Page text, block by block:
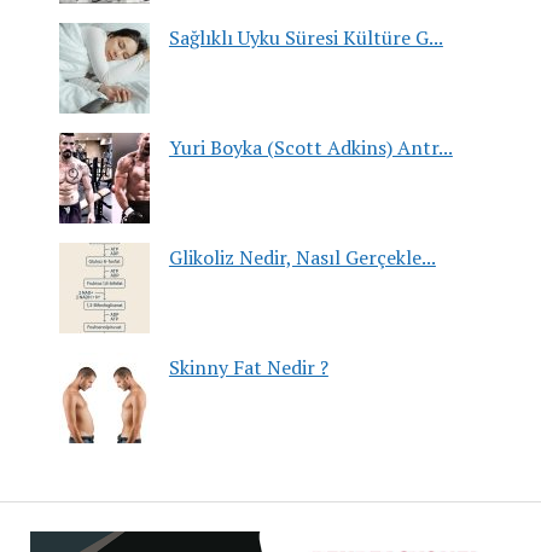
Sağlıklı Uyku Süresi Kültüre G...
Yuri Boyka (Scott Adkins) Antr...
Glikoliz Nedir, Nasıl Gerçekle...
Skinny Fat Nedir ?